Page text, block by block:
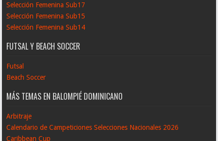
Selección Femenina Sub17
Selección Femenina Sub15
Selección Femenina Sub14
FUTSAL Y BEACH SOCCER
Futsal
Beach Soccer
MÁS TEMAS EN BALOMPIÉ DOMINICANO
Arbitraje
Calendario de Campeticiones Selecciones Nacionales 2026
Caribbean Cup